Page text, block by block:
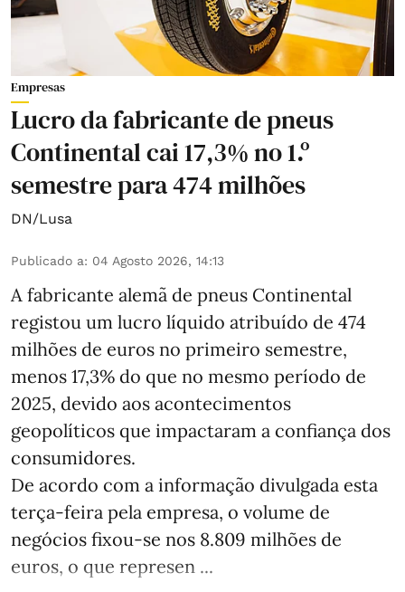
Empresas
Lucro da fabricante de pneus
Continental cai 17,3% no 1.º
semestre para 474 milhões
DN/Lusa
Publicado a: 04 Agosto 2026, 14:13
A fabricante alemã de pneus Continental
registou um lucro líquido atribuído de 474
milhões de euros no primeiro semestre,
menos 17,3% do que no mesmo período de
2025, devido aos acontecimentos
geopolíticos que impactaram a confiança dos
consumidores.
De acordo com a informação divulgada esta
terça-feira pela empresa, o volume de
negócios fixou-se nos 8.809 milhões de
euros, o que represen ...